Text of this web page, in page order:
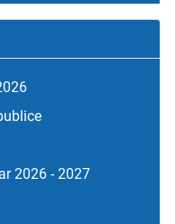
2026 - 2027